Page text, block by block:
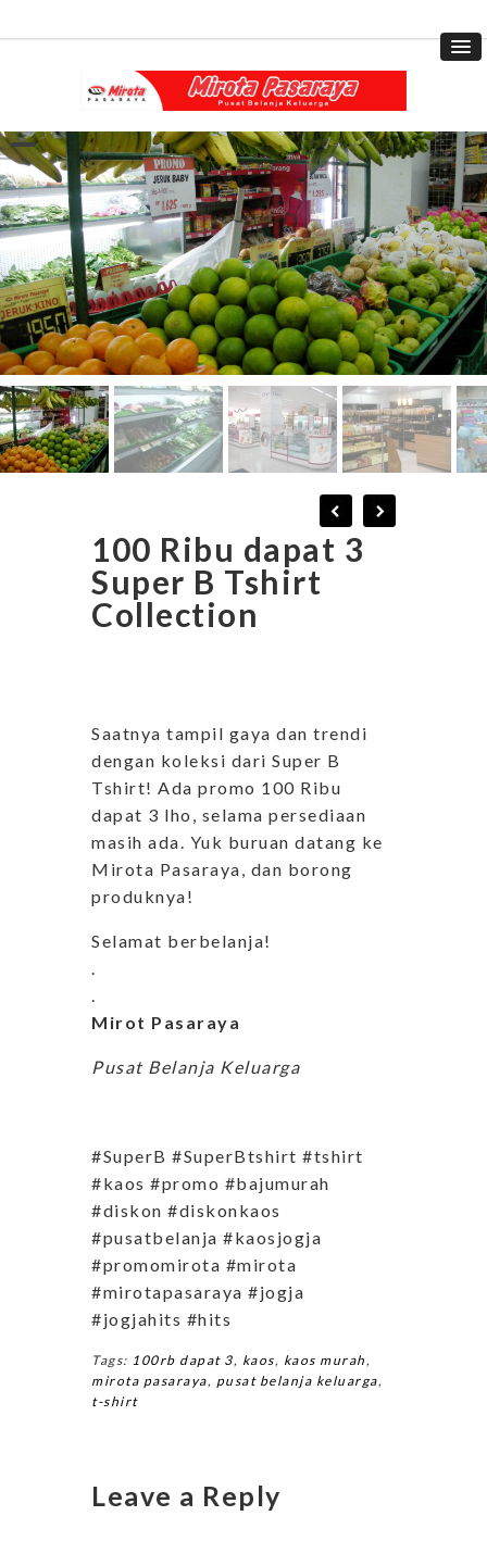
100 Ribu dapat 3
Super B Tshirt
Collection
Saatnya tampil gaya dan trendi
dengan koleksi dari Super B
Tshirt! Ada promo 100 Ribu
dapat 3 lho, selama persediaan
masih ada. Yuk buruan datang ke
Mirota Pasaraya, dan borong
produknya!
Selamat berbelanja!
.
.
Mirot Pasaraya
Pusat Belanja Keluarga
#SuperB #SuperBtshirt #tshirt
#kaos #promo #bajumurah
#diskon #diskonkaos
#pusatbelanja #kaosjogja
#promomirota #mirota
#mirotapasaraya #jogja
#jogjahits #hits
Tags: 100rb dapat 3, kaos, kaos murah,
mirota pasaraya, pusat belanja keluarga,
t-shirt
Leave a Reply